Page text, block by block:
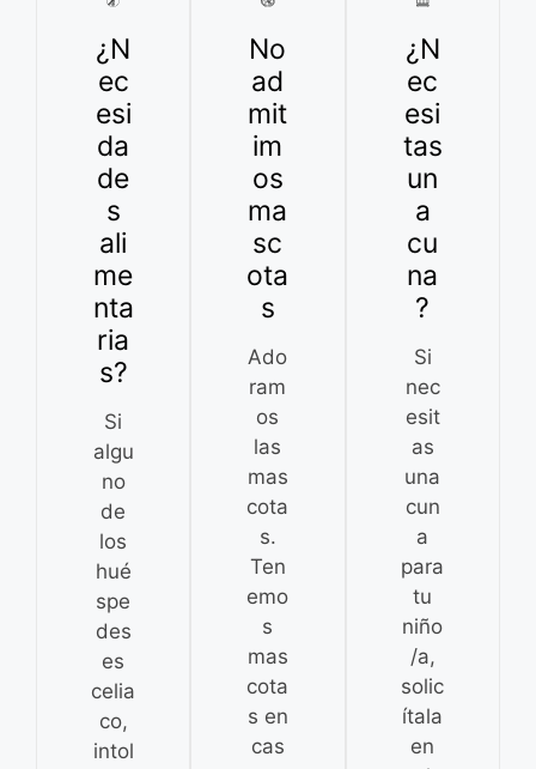
¿N
ec
esi
da
de
s
ali
me
nta
ria
s?
Si
algu
no
de
los
hué
spe
des
es
celia
co,
intol
No
ad
mit
im
os
ma
sc
ota
s
Ado
ram
os
las
mas
cota
s.
Ten
emo
s
mas
cota
s en
cas
¿N
ec
esi
tas
un
a
cu
na
?
Si
nec
esit
as
una
cun
a
para
tu
niño
/a,
solic
ítala
en